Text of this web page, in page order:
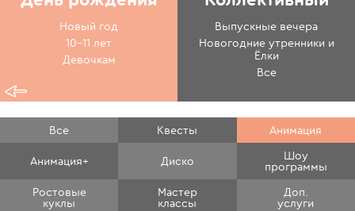
Новый год
10-11 лет
Девочкам
Выпускные вечера
Новогодние утренники и
Ёлки
Все
Все Квесты Анимация
Анимация+ Диско Шоу
программы
Ростовые
куклы
Мастер
классы
Доп.
услуги